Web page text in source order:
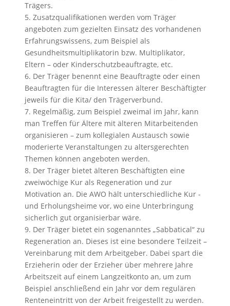
Trägers.
5. Zusatzqualifikationen werden vom Träger
angeboten zum gezielten Einsatz des vorhandenen
Erfahrungswissens, zum Beispiel als
Gesundheitsmultiplikatorin bzw. Multiplikator,
Eltern – oder Kinderschutzbeauftragte, etc.
6. Der Träger benennt eine Beauftragte oder einen
Beauftragten für die Interessen älterer Beschäftigter
jeweils für die Kita/ den Trägerverbund.
7. Regelmäßig, zum Beispiel zweimal im Jahr, kann
man Treffen für Ältere mit älteren Mitarbeitenden
organisieren – zum kollegialen Austausch sowie
moderierte Veranstaltungen zu altersgerechten
Themen können angeboten werden.
8. Der Träger bietet älteren Beschäftigten eine
zweiwöchige Kur als Regeneration und zur
Motivation an. Die AWO hält unterschiedliche Kur -
und Erholungsheime vor, wo eine Unterbringung
sicherlich gut organisierbar wäre.
9. Der Träger bietet ein sogenanntes „Sabbatical“ zu
Regeneration an. Dieses ist eine besondere Teilzeit –
Vereinbarung mit dem Arbeitgeber. Dabei spart die
Erzieherin oder der Erzieher über mehrere Jahre
Arbeitszeit auf einem Langzeitkonto an, um zum
Beispiel anschließend ein Jahr vor dem regulären
Renteneintritt von der Arbeit freigestellt zu werden.